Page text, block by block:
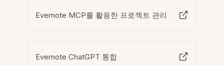
Evernote MCP를 활용한 프로젝트 관리
Evernote ChatGPT 통합